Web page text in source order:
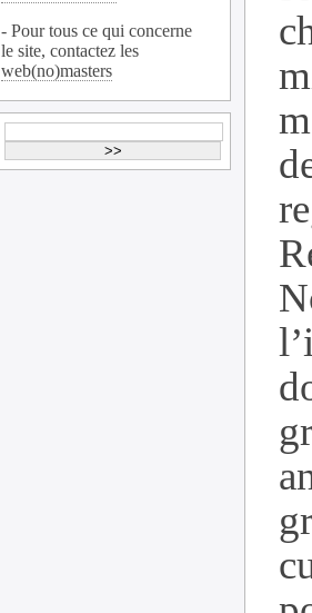
- Pour tous ce qui concerne
le site, contactez les
web(no)masters